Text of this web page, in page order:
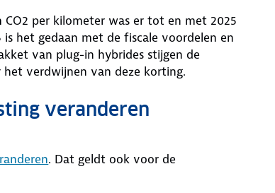
per kilometer was er tot en met 2025
het gedaan met de fiscale voordelen en
van plug-in hybrides stijgen de
verdwijnen van deze korting.
veranderen
. Dat geldt ook voor de